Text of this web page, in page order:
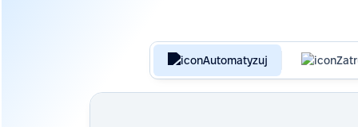
Automatyzuj